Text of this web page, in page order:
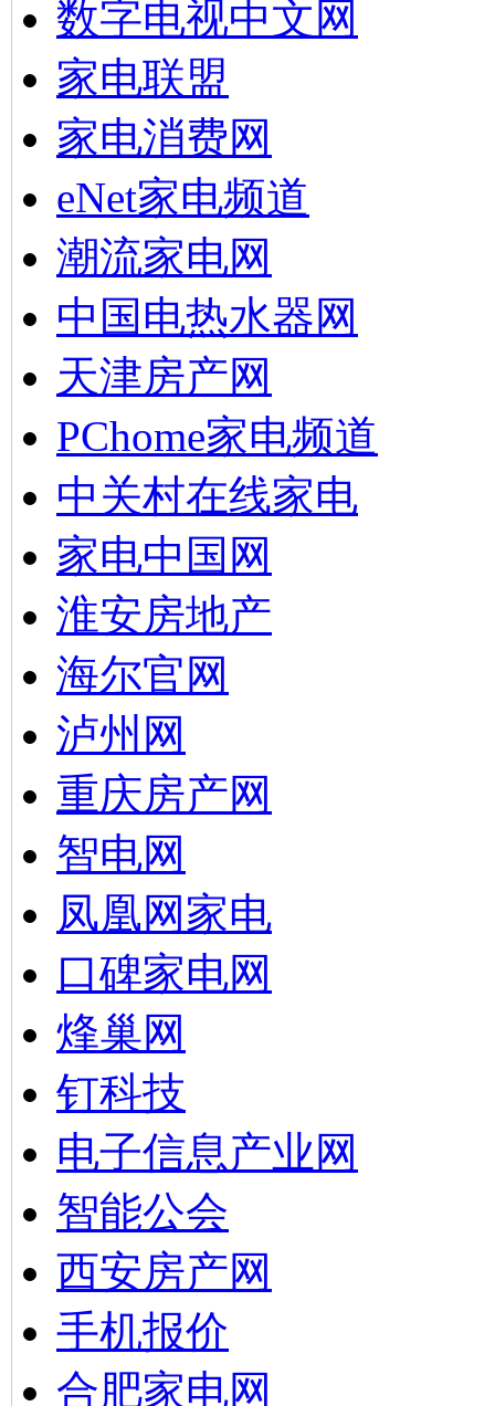
数字电视中文网
家电联盟
家电消费网
eNet家电频道
潮流家电网
中国电热水器网
天津房产网
PChome家电频道
中关村在线家电
家电中国网
淮安房地产
海尔官网
泸州网
重庆房产网
智电网
凤凰网家电
口碑家电网
烽巢网
钉科技
电子信息产业网
智能公会
西安房产网
手机报价
合肥家电网